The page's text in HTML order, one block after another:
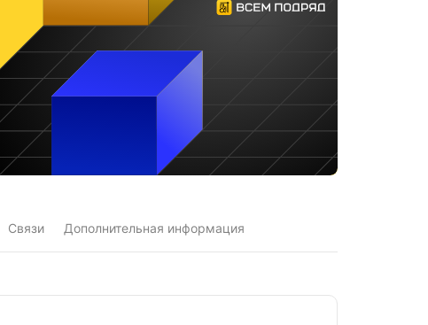
Связи Дополнительная информация